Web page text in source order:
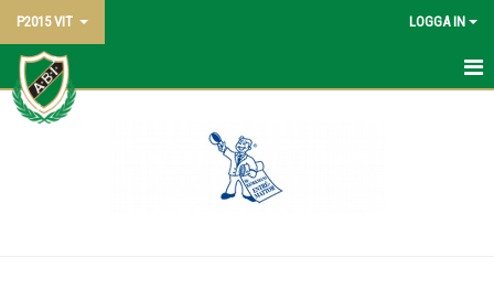
P2015 VIT LOGGA IN
HEM